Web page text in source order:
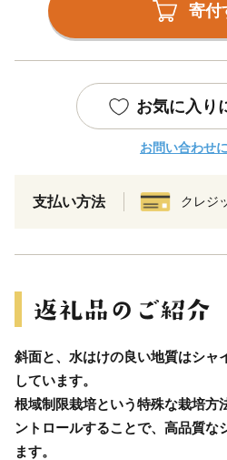
寄付
お気に入り
お問い合わせ
支払い方法 クレジ
斜面と、水はけの良い地質はシャ
しています。
根域制限栽培という特殊な栽培方
ントロールすることで、高品質な
ます。